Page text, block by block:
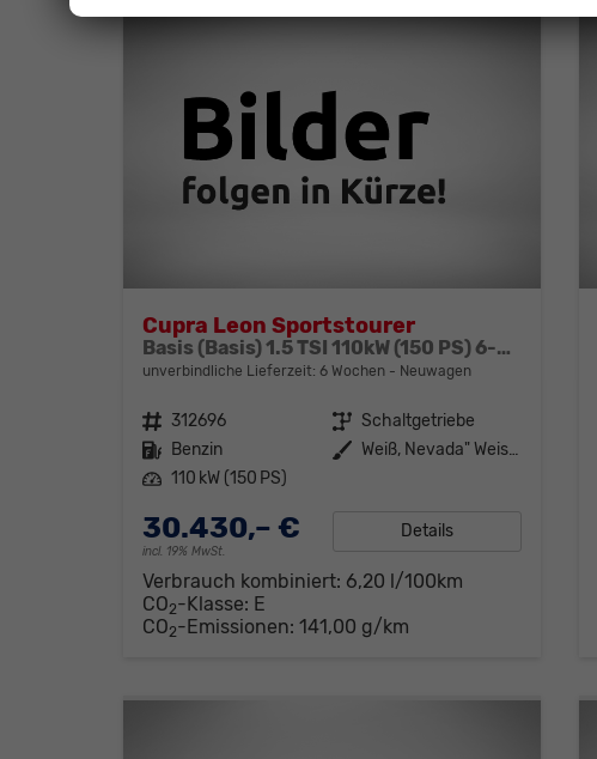
Cupra Leon Sportstourer
Basis (Basis) 1.5 TSI 110kW (150 PS) 6-Gang Schaltgetriebe
unverbindliche Lieferzeit: 6 Wochen Neuwagen
Fahrzeugnr. 312696 Getriebe Schaltgetriebe
Kraftstoff Benzin Außenfarbe
Weiß, Nevada" Weiss (2Y)"
Leistung 110 kW (150 PS)
30.430,– €
incl. 19% MwSt.
Details
Verbrauch kombiniert: 6,20 l/100km
CO2-Klasse: E
CO2-Emissionen: 141,00 g/km